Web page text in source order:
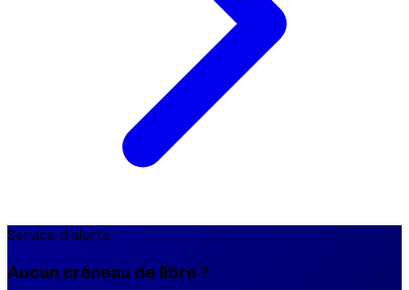
Service d'alerte
Aucun créneau de libre ?